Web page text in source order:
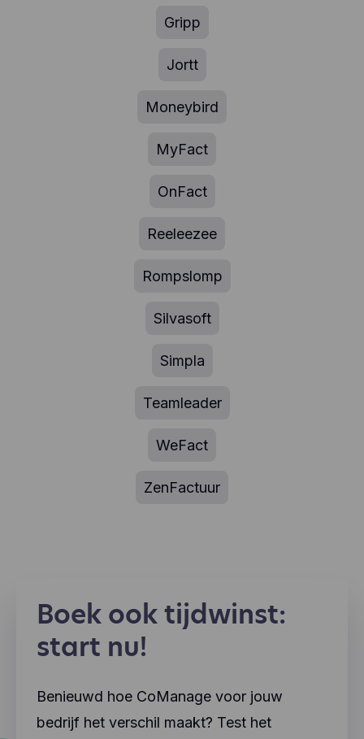
Gripp
Jortt
Moneybird
MyFact
OnFact
Reeleezee
Rompslomp
Silvasoft
Simpla
Teamleader
WeFact
ZenFactuur
Boek ook tijdwinst:
start nu!
Benieuwd hoe CoManage voor jouw
bedrijf het verschil maakt? Test het